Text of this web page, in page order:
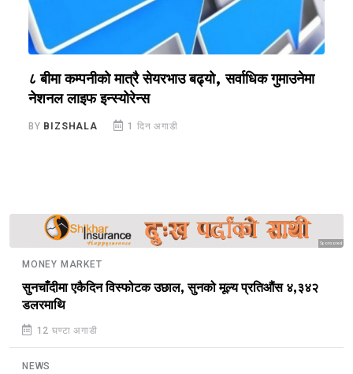
८ बीमा कम्पनीको मात्रै सेयरभाउ बढ्यो, सर्वाधिक गुमाउनेमा
नेशनल लाइफ इन्स्योरेन्स
BY BIZSHALA 1 दिन अगाडी
Sponsored
MONEY MARKET
सुनचाँदीमा एकैदिन विस्फोटक उछाल, सुनको मूल्य प्रतिऔंस ४,३४२
डलरमाथि
12 घण्टा अगाडी
NEWS